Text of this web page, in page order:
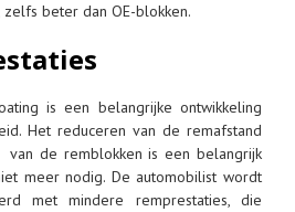
beter dan OE-blokken.
is een belangrijke ontwikkeling
Het reduceren van de remafstand
de remblokken is een belangrijk
meer nodig. De automobilist wordt
met mindere remprestaties, die